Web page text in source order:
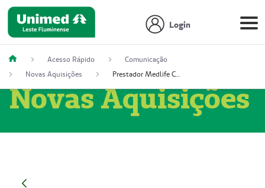
Login
Acesso Rápido
Comunicação
Novas Aquisições
Prestador Medlife Consultas e Diagnósticos (51004334-2)
Novas Aquisições